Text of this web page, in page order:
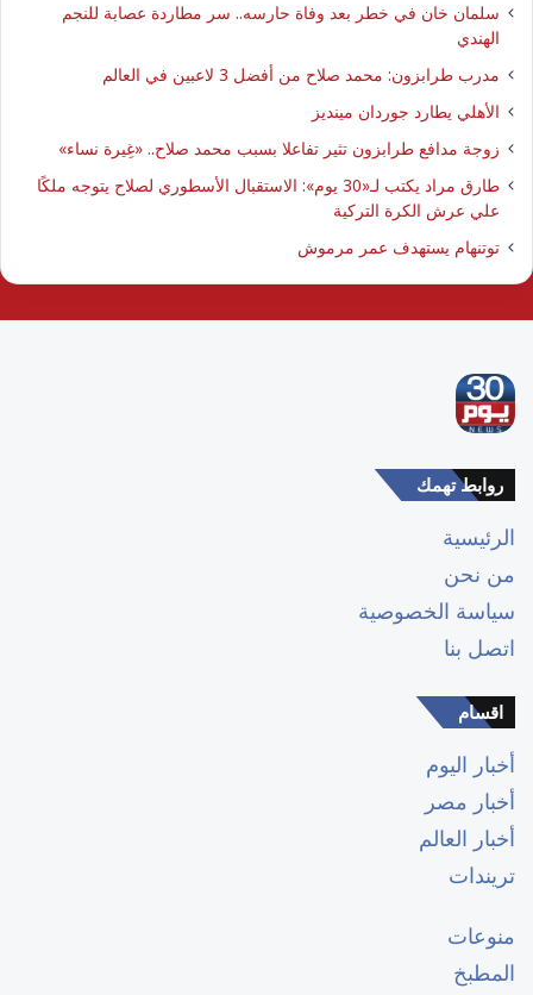
سلمان خان في خطر بعد وفاة حارسه.. سر مطاردة عصابة للنجم
الهندي
مدرب طرابزون: محمد صلاح من أفضل 3 لاعبين في العالم
الأهلي يطارد جوردان مينديز
زوجة مدافع طرابزون تثير تفاعلا بسبب محمد صلاح.. «غِيرة نساء»
طارق مراد يكتب لـ«30 يوم»: الاستقبال الأسطوري لصلاح يتوجه ملكًا
علي عرش الكرة التركية
توتنهام يستهدف عمر مرموش
روابط تهمك
الرئيسية
من نحن
سياسة الخصوصية
اتصل بنا
اقسام
أخبار اليوم
أخبار مصر
أخبار العالم
تريندات
منوعات
المطبخ